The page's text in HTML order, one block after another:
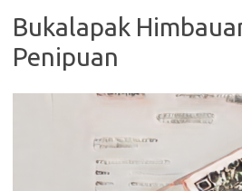
Bukalapak
Penipuan